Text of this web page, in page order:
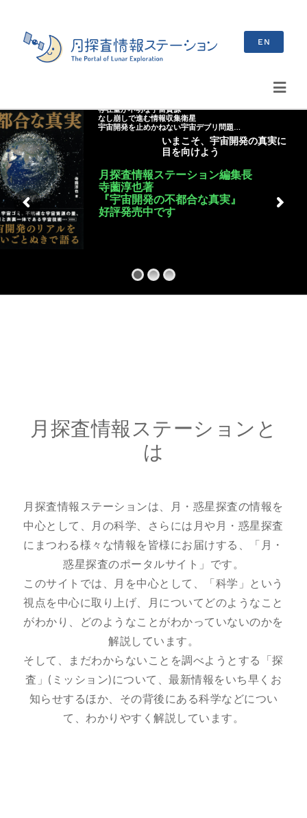
content
EN
検
索
…
最新情報
お知らせ
ブログ
存在量が不明な宇宙資源
なし崩しで進む情報収集衛星
宇宙開発を止めかねない宇宙デブリ問題…
いまこそ、宇宙開発の真実に
目を向けよう
月探査情報ステーション編集長
寺薗淳也著
『宇宙開発の不都合な真実』
好評発売中です
月探査情報ステーションと
は
月探査情報ステーションは、月・惑星探査の情報を
中心として、月の科学、さらには月や月・惑星探査
にまつわる様々な情報を皆様にお届けする、「月・
惑星探査のポータルサイト」です。
このサイトでは、月を中心として、「科学」という
視点を中心に取り上げ、月についてどのようなこと
がわかり、どのようなことがわかっていないのかを
解説しています。
そして、まだわからないことを調べようとする「探
査」(ミッション)について、最新情報をいち早くお
知らせするほか、その背後にある科学などについ
て、わかりやすく解説しています。